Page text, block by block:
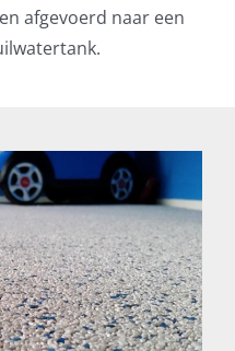
afgevoerd naar een